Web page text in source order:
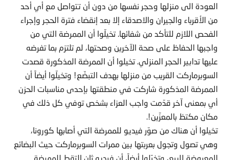
العودة الى منزلها وحجر نفسها من دون أن تتواصل مع أي أحد
من الأقرباء والجيران والاصدقاء إلا بعد إنقضاء فترة الحجر وإجراء
الفحص اللازم للتأكد من شفائها. تخيلّوا أن الممرضة التي من
واجبها الحفاظ على صحة الآخرين وصحتها، لم تلتزم بما تفرضه
عليها تدابير الحجر المنزلي. تخيلوا أن الممرضة المذكورة قصدت
السوبرماركت القريب من منزلها بهدف التبضّع! وتخيلّوا أيضاً أن
الممرضة المذكورة شاركت في منطقتها بإحدى مناسبات الحزن
أي بمعنى آخر قدّمت واجب العزاء بشخص توفي كل ذلك في
مكان مكتظ بالمعزّين!.
تخيلوا أن هناك من صوّر فيديو للممرضة التي أصابها كورونا،
وهي تصول وتجول بعربتها بين ممرات السوبرماركت حيث البضائع
المعروضة للبيع، وتخيّلوا أيضاً، أن فيديو ثانٍ التقط للممرضة